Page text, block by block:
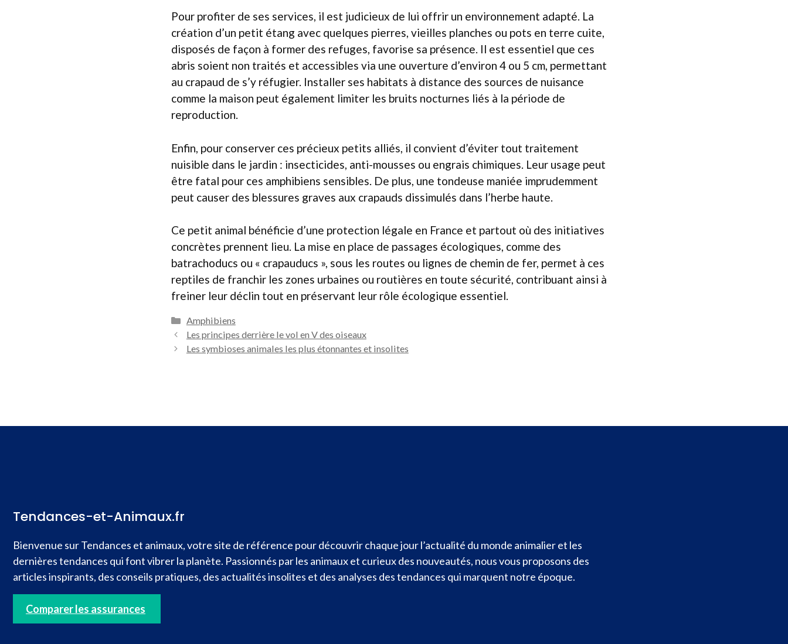
Pour profiter de ses services, il est judicieux de lui offrir un environnement adapté. La
création d’un petit étang avec quelques pierres, vieilles planches ou pots en terre cuite,
disposés de façon à former des refuges, favorise sa présence. Il est essentiel que ces
abris soient non traités et accessibles via une ouverture d’environ 4 ou 5 cm, permettant
au crapaud de s’y réfugier. Installer ses habitats à distance des sources de nuisance
comme la maison peut également limiter les bruits nocturnes liés à la période de
reproduction.
Enfin, pour conserver ces précieux petits alliés, il convient d’éviter tout traitement
nuisible dans le jardin : insecticides, anti-mousses ou engrais chimiques. Leur usage peut
être fatal pour ces amphibiens sensibles. De plus, une tondeuse maniée imprudemment
peut causer des blessures graves aux crapauds dissimulés dans l’herbe haute.
Ce petit animal bénéficie d’une protection légale en France et partout où des initiatives
concrètes prennent lieu. La mise en place de passages écologiques, comme des
batrachoducs ou « crapauducs », sous les routes ou lignes de chemin de fer, permet à ces
reptiles de franchir les zones urbaines ou routières en toute sécurité, contribuant ainsi à
freiner leur déclin tout en préservant leur rôle écologique essentiel.
Catégories
Amphibiens
Les principes derrière le vol en V des oiseaux
Les symbioses animales les plus étonnantes et insolites
Tendances-et-Animaux.fr
Bienvenue sur Tendances et animaux, votre site de référence pour découvrir chaque jour l’actualité du monde animalier et les
dernières tendances qui font vibrer la planète. Passionnés par les animaux et curieux des nouveautés, nous vous proposons des
articles inspirants, des conseils pratiques, des actualités insolites et des analyses des tendances qui marquent notre époque.
Comparer les assurances